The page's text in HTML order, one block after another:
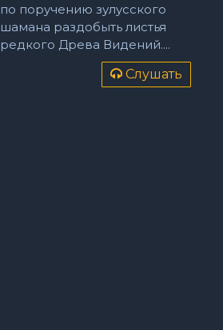
по поручению зулусского
шамана раздобыть листья
редкого Древа Видений....
Слушать